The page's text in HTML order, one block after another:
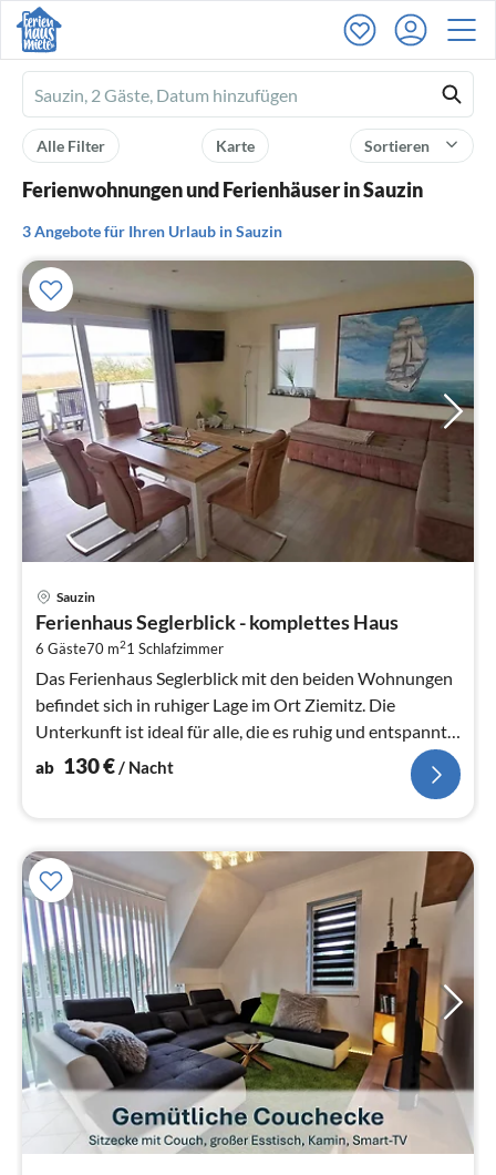
Ferienhausmiete
logo
Sortieren
Karte
Alle Filter
Ferienwohnungen und Ferienhäuser in Sauzin
3 Angebote für Ihren Urlaub in Sauzin
Sauzin
Ferienhaus Seglerblick - komplettes Haus
6 Gäste70 m21 Schlafzimmer
Das Ferienhaus Seglerblick mit den beiden Wohnungen
befindet sich in ruhiger Lage im Ort Ziemitz. Die
Unterkunft ist ideal für alle, die es ruhig und entspannt
mögen.
ab 130€/ Nacht